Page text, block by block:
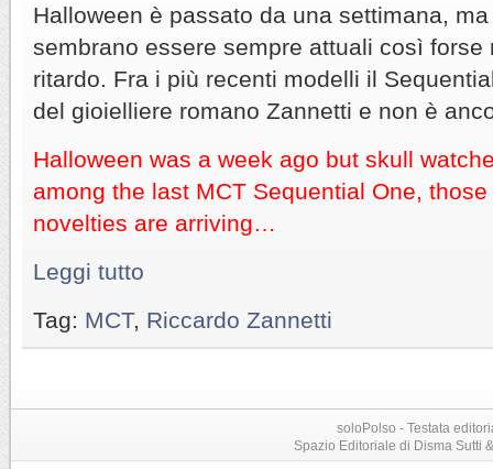
Halloween è passato da una settimana,
sembrano essere sempre attuali così
ritardo. Fra i più recenti modelli il
del gioielliere romano Zannetti e non è
Halloween was a week ago but skull
among the last MCT Sequential One,
novelties are arriving…
Leggi tutto
Tag: MCT, Riccardo Zannetti
soloPolso - Testata
Spazio Editoriale di Disma Sutti